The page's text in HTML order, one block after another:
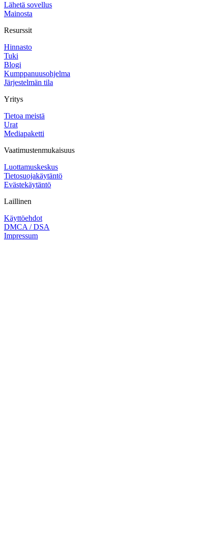
Lähetä sovellus
Mainosta
Resurssit
Hinnasto
Tuki
Blogi
Kumppanuusohjelma
Järjestelmän tila
Yritys
Tietoa meistä
Urat
Mediapaketti
Vaatimustenmukaisuus
Luottamuskeskus
Tietosuojakäytäntö
Evästekäytäntö
Laillinen
Käyttöehdot
DMCA / DSA
Impressum